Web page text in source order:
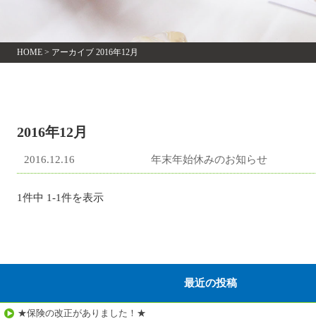
HOME> アーカイブ 2016年12月
2016年12月
2016.12.16 年末年始休みのお知らせ
1件中 1-1件を表示
最近の投稿
★保険の改正がありました！★